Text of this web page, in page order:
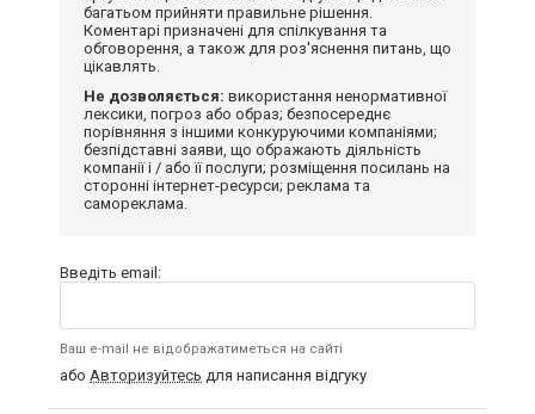
багатьом прийняти правильне рішення.
Коментарі призначені для спілкування та
обговорення, а також для роз'яснення питань, що
цікавлять.
Не дозволяється: використання ненормативної
лексики, погроз або образ; безпосереднє
порівняння з іншими конкуруючими компаніями;
безпідставні заяви, що ображають діяльність
компанії і / або її послуги; розміщення посилань на
сторонні інтернет-ресурси; реклама та
самореклама.
Введіть email:
Ваш e-mail не відображатиметься на сайті
або Авторизуйтесь для написання відгуку